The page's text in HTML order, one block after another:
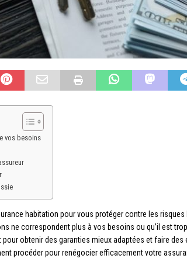
vos besoins
habitation pour vous protéger contre les risques
ne correspondent plus à vos besoins ou qu’il est
obtenir des garanties mieux adaptées et faire des
procéder pour renégocier efficacement votre